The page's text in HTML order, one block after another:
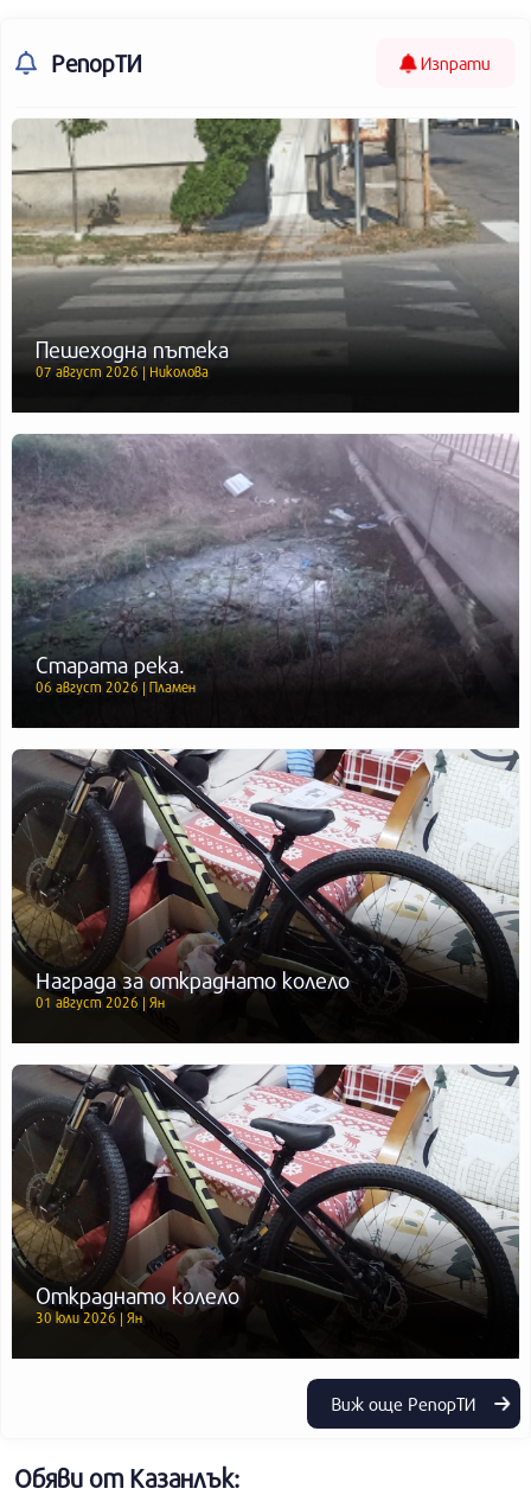
РепорТИ Изпрати
Пешеходна пътека
07 август 2026 | Николова
Старата река.
06 август 2026 | Пламен
Награда за откраднато колело
01 август 2026 | Ян
Откраднато колело
30 юли 2026 | Ян
Виж още РепорТИ
Обяви от Казанлък: